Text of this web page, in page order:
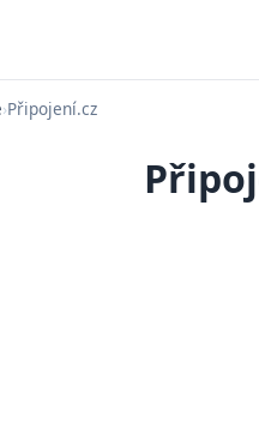
›Připojení.cz